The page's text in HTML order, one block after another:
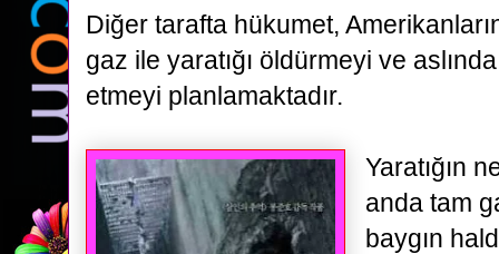
Diğer tarafta hükumet,
gaz ile yaratığı öldürmeyi ve
etmeyi planlamaktadır.
Yaratığın
anda tam
baygın